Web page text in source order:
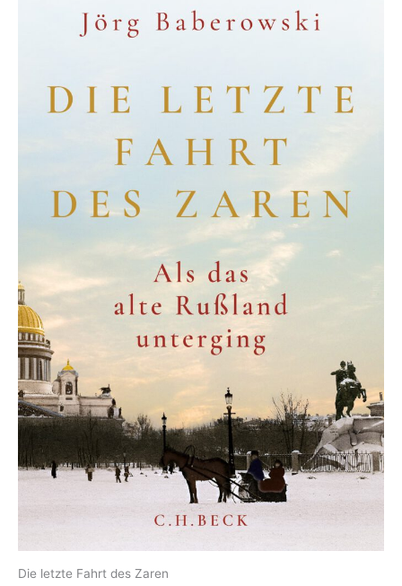
Die letzte Fahrt des Zaren